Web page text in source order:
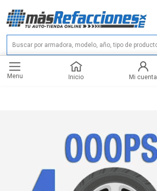
Menu Inicio Mi cuenta